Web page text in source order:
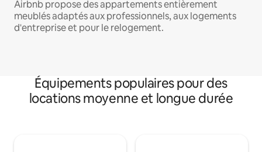
Airbnb propose des appartements entièrement
meublés adaptés aux professionnels, aux logements
d'entreprise et pour le relogement.
Équipements populaires pour des
locations moyenne et longue durée